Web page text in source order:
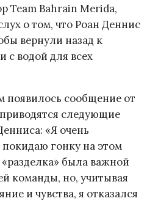
Team Bahrain Merida,
о том, что Роан Деннис
вернули назад к
с водой для всех
появилось сообщение от
следующие
«Я очень
покидаю гонку на этом
была важной
команды, но, учитывая
и чувства, я отказался